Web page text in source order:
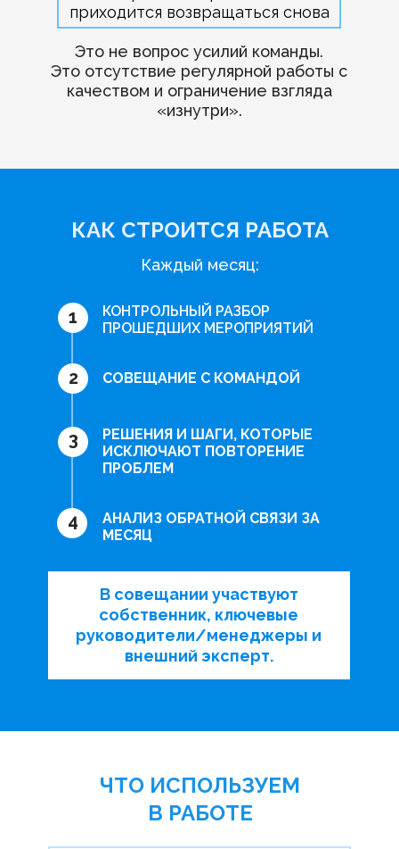
приходится возвращаться снова
Это не вопрос усилий команды.
Это отсутствие регулярной работы с
качеством и ограничение взгляда
«изнутри».
В совещании участвуют
собственник, ключевые
руководители/менеджеры и
внешний эксперт.
КОНТРОЛЬНЫЙ РАЗБОР
ПРОШЕДШИХ МЕРОПРИЯТИЙ
АНАЛИЗ ОБРАТНОЙ СВЯЗИ ЗА
МЕСЯЦ
СОВЕЩАНИЕ С КОМАНДОЙ
РЕШЕНИЯ И ШАГИ, КОТОРЫЕ
ИСКЛЮЧАЮТ ПОВТОРЕНИЕ
ПРОБЛЕМ
1
2
3
4
Каждый месяц:
КАК СТРОИТСЯ РАБОТА
ЧТО ИСПОЛЬЗУЕМ
В РАБОТЕ